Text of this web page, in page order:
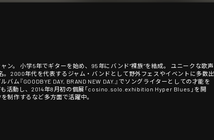
。 小学5年でギターを始め、95年にバンド“裸族”を結成。 ユニークな歌声
2000年代を代表するジャム・バンドとして野外フェスやイベントに多数出
ム『GOODBYE DAY, BRAND NEW DAY.』でソングライターとしての才能を
活動し、2014年8月初の個展「cosino.solo.exhibition Hyper Blues」を開
制作するなど多方面で活躍中。